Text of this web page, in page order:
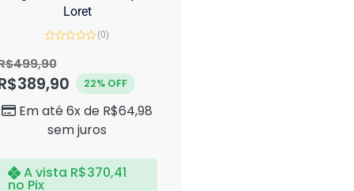
Loret
0
de
(0)
499,90
389,90 22% OFF
Em até 6x de R$64,98
sem juros
A vista R$370,41
no Pix